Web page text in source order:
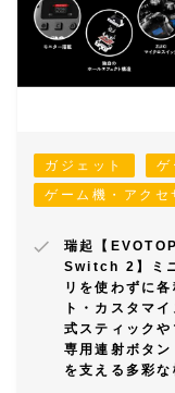
ガジェット
ゲ
ゲーム機・アクセ
瑞起【
Switch 2】ミ
リを使わずに
ト・カスタマ
式スティック
専用連射ボタ
を支える多彩